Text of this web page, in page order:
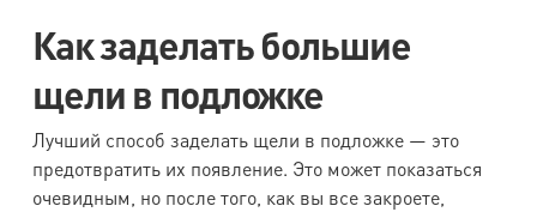
Как заделать большие
щели в подложке
Лучший способ заделать щели в подложке — это
предотвратить их появление. Это может показаться
очевидным, но после того, как вы все закроете,